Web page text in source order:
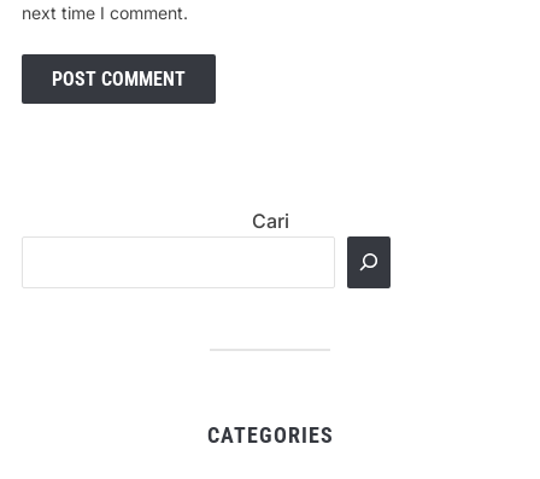
next time I comment.
Cari
CATEGORIES